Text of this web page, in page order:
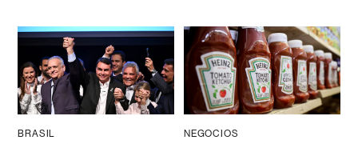
BRASIL NEGOCIOS